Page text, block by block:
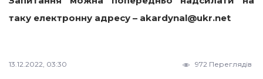
таку електронну адресу – akardynal@ukr.net
13.12.2022, 03:30 972 Переглядів